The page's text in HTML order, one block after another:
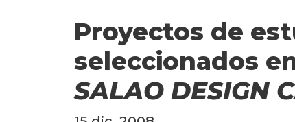
Proyectos de
seleccionados
SALAO DESIGN